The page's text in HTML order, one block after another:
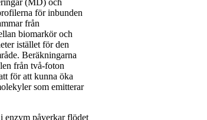
för inbunden
från
biomarkör och
istället för den
Beräkningarna
från två-foton
för att kunna öka
som emitterar
enzym påverkar flödet